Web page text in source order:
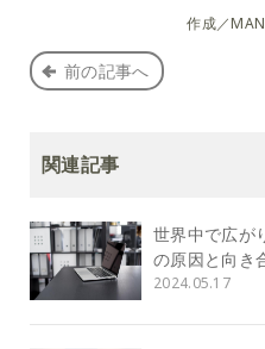
作成／
前の記事へ
関連記事
世界中で広が
の原因と向き
2024.05.17